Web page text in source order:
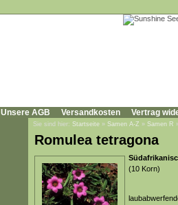
Unsere AGB Versandkosten Vertrag
Sie sind hier: Startseite » Samen A-Z » Samen R
Romulea tetragona
(10 Korn)